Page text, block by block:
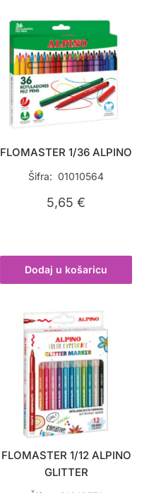
FLOMASTER 1/36 ALPINO
Šifra: 01010564
5,65€
Dodaj u košaricu
FLOMASTER 1/12 ALPINO
GLITTER